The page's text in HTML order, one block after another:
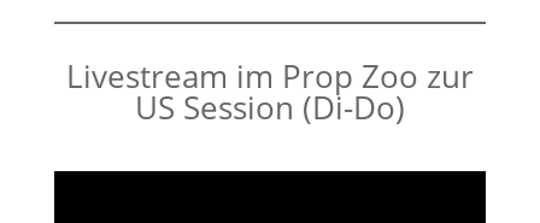
Livestream im Prop Zoo zur
US Session (Di-Do)